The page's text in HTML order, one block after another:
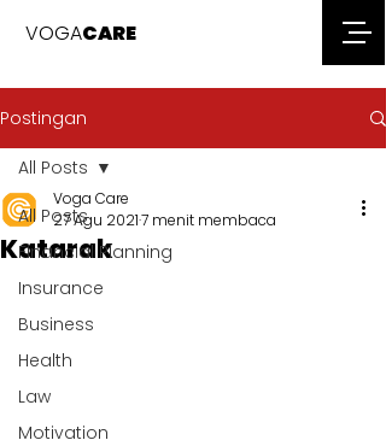
VOGACARE
Postingan
All Posts
Financial Planning
Insurance
Business
Health
Law
Motivation
All Posts
Katarak
Voga Care
27 Agu 20217 menit membaca